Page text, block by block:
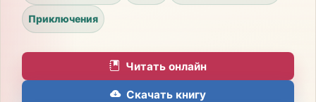
Приключения
Читать онлайн
Скачать книгу